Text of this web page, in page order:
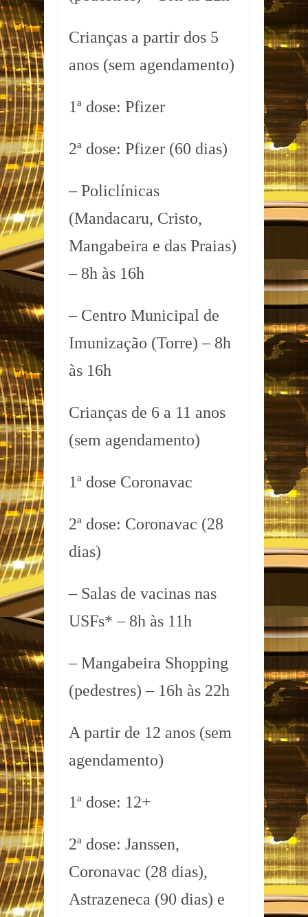
Crianças a partir dos 5
anos (sem agendamento)
1ª dose: Pfizer
2ª dose: Pfizer (60 dias)
– Policlínicas
(Mandacaru, Cristo,
Mangabeira e das Praias)
– 8h às 16h
– Centro Municipal de
Imunização (Torre) – 8h
às 16h
Crianças de 6 a 11 anos
(sem agendamento)
1ª dose Coronavac
2ª dose: Coronavac (28
dias)
– Salas de vacinas nas
USFs* – 8h às 11h
– Mangabeira Shopping
(pedestres) – 16h às 22h
A partir de 12 anos (sem
agendamento)
1ª dose: 12+
2ª dose: Janssen,
Coronavac (28 dias),
Astrazeneca (90 dias) e